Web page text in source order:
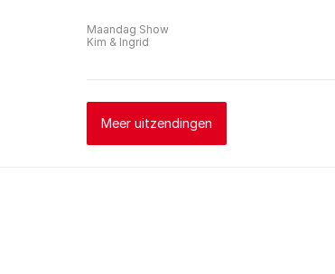
Maandag Show
Kim & Ingrid
Meer uitzendingen